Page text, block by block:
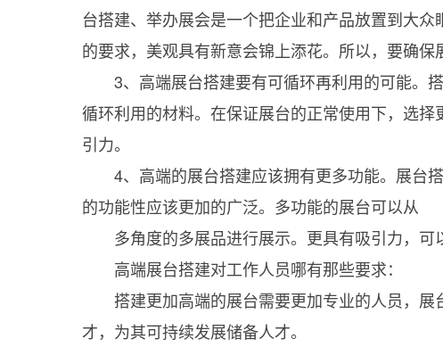
台搭建、举办展会是一个把企业和产品放置到大
的要求，美观具有新意会锦上添花。所以，要确保
3、高端展台搭建要有可循环再利用的可能。
循环利用的材料。在保证展台的正常使用下，选
引力。
4、高端的展台搭建应该拥有更多功能。展台
的功能性应该更加的广泛。多功能的展台可以从
多角度的多展品进行展示。更具有吸引力，可
高端展台搭建对工作人员哪有那些要求：
搭建更加高端的展台需要更加专业的人员，展
才，为其可持续发展储备人才。